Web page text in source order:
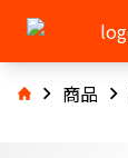
商品